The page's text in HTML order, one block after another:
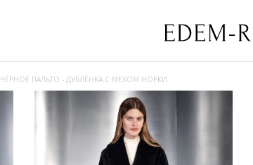
ЧЁРНОЕ ПАЛЬТО - ДУБЛЁНКА С МЕХОМ НОРКИ